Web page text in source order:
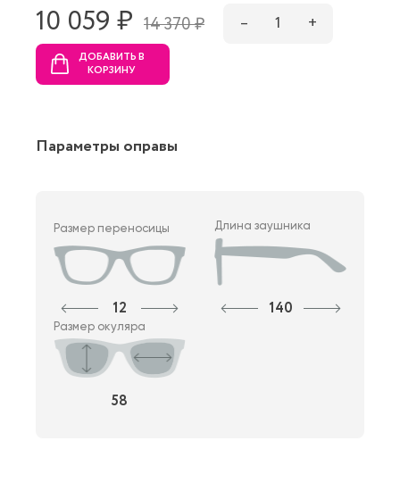
10 059 ₷ 14 370 ₷ – 1 +
ДОБАВИТЬ В
КОРЗИНУ
Параметры оправы
Размер переносицы
12
Длина заушника
140
Размер окуляра
58